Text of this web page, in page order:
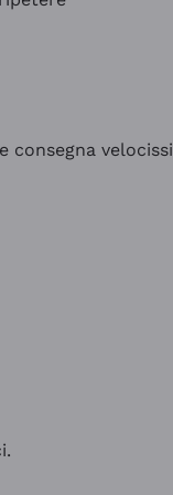
consegna